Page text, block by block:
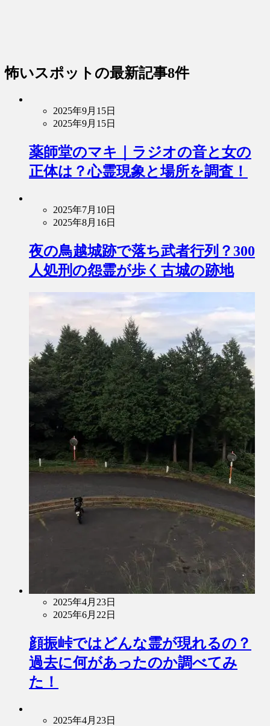
怖いスポット の最新記事8件
2025年9月15日
2025年9月15日
薬師堂のマキ｜ラジオの音と女の
正体は？心霊現象と場所を調査！
2025年7月10日
2025年8月16日
夜の鳥越城跡で落ち武者行列？300
人処刑の怨霊が歩く古城の跡地
2025年4月23日
2025年6月22日
顔振峠ではどんな霊が現れるの？
過去に何があったのか調べてみ
た！
2025年4月23日